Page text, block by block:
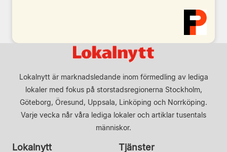
Lokalnytt är marknadsledande inom förmedling av lediga
lokaler med fokus på storstadsregionerna Stockholm,
Göteborg, Öresund, Uppsala, Linköping och Norrköping.
Varje vecka når våra lediga lokaler och artiklar tusentals
människor.
Lokalnytt Tjänster